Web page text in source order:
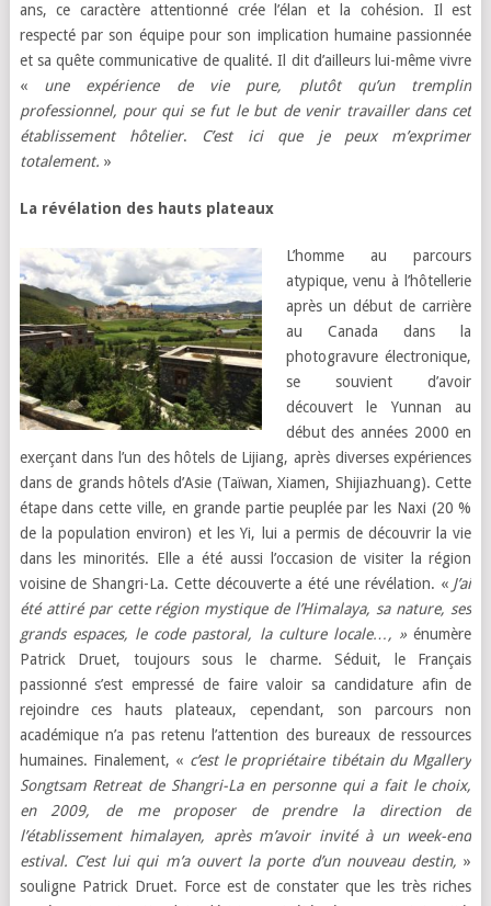
ans, ce caractère attentionné crée l’élan et la cohésion. Il est
respecté par son équipe pour son implication humaine passionnée
et sa quête communicative de qualité. Il dit d’ailleurs lui-même vivre
«une expérience de vie pure, plutôt qu’un tremplin
professionnel, pour qui se fut le but de venir travailler dans cet
établissement hôtelier. C’est ici que je peux m’exprimer
totalement. »
La révélation des hauts plateaux
L’homme au parcours
atypique, venu à l’hôtellerie
après un début de carrière
au Canada dans la
photogravure électronique,
se souvient d’avoir
découvert le Yunnan au
début des années 2000 en
exerçant dans l’un des hôtels de Lijiang, après diverses expériences
dans de grands hôtels d’Asie (Taïwan, Xiamen, Shijiazhuang). Cette
étape dans cette ville, en grande partie peuplée par les Naxi (20 %
de la population environ) et les Yi, lui a permis de découvrir la vie
dans les minorités. Elle a été aussi l’occasion de visiter la région
voisine de Shangri-La. Cette découverte a été une révélation. «J’ai
été attiré par cette région mystique de l’Himalaya, sa nature, ses
grands espaces, le code pastoral, la culture locale…, »énumère
Patrick Druet, toujours sous le charme. Séduit, le Français
passionné s’est empressé de faire valoir sa candidature afin de
rejoindre ces hauts plateaux, cependant, son parcours non
académique n’a pas retenu l’attention des bureaux de ressources
humaines. Finalement, « c’est le propriétaire tibétain du Mgallery
Songtsam Retreat de Shangri-La en personne qui a fait le choix,
en 2009, de me proposer de prendre la direction de
l’établissement himalayen, après m’avoir invité à un week-end
estival. C’est lui qui m’a ouvert la porte d’un nouveau destin, »
souligne Patrick Druet. Force est de constater que les très riches